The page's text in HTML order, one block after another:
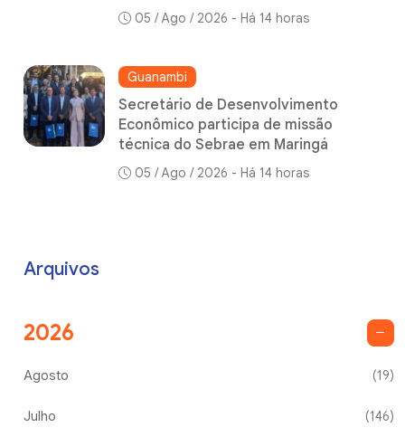
05 / Ago / 2026 - Há 14 horas
Guanambi
Secretário de Desenvolvimento
Econômico participa de missão
técnica do Sebrae em Maringá
05 / Ago / 2026 - Há 14 horas
Arquivos
2026
Agosto (19)
Julho (146)